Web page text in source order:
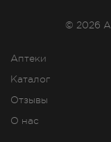
Аптеки
Каталог
Отзывы
О нас
© 2026